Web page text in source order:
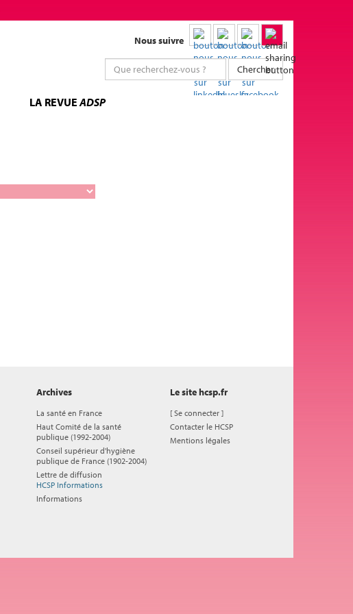
Nous suivre
Chercher
LA REVUEADSP
Archives
La santé en France
Haut Comité de la santé
publique (1992-2004)
Conseil supérieur d'hygiène
publique de France (1902-2004)
Lettre de diffusion
HCSP Informations
Informations
Le site hcsp.fr
[Se connecter ]
Contacter le HCSP
Mentions légales